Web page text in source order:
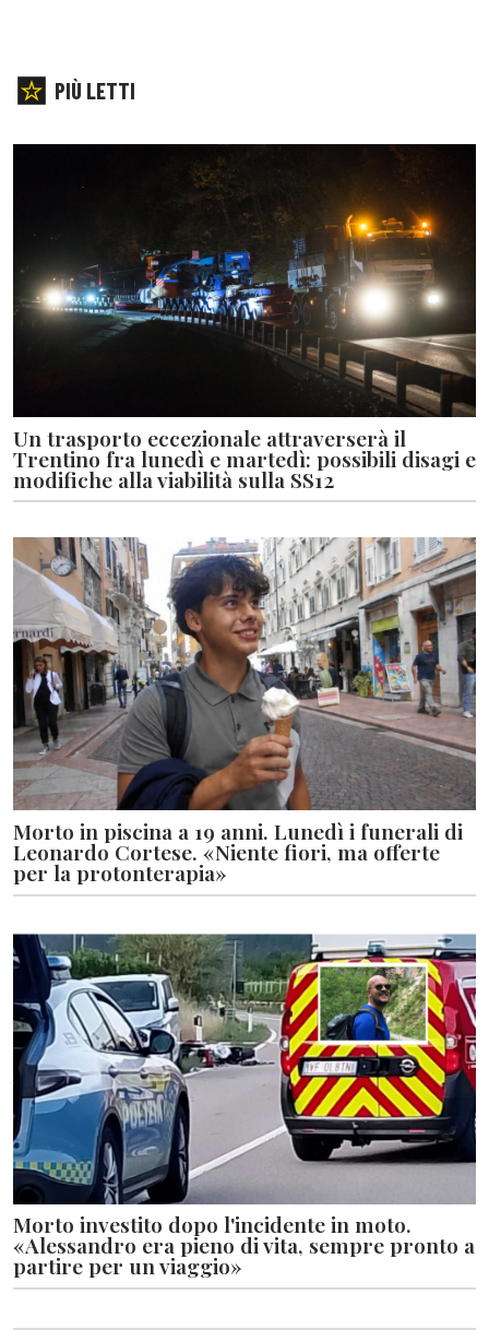
PIÙ LETTI
Un trasporto eccezionale attraverserà il
Trentino fra lunedì e martedì: possibili disagi e
modifiche alla viabilità sulla SS12
Morto in piscina a 19 anni. Lunedì i funerali di
Leonardo Cortese. «Niente fiori, ma offerte
per la protonterapia»
Morto investito dopo l'incidente in moto.
«Alessandro era pieno di vita, sempre pronto a
partire per un viaggio»